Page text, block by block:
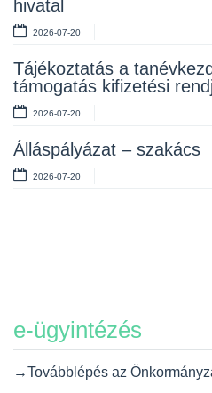
hivatal
2026-07-20
Tájékoztatás a
támogatás kifizetési
2026-07-20
Álláspályázat – szakács
2026-07-20
2026-07-10
Álláspályázat – takarító
2026-07-06
e-ügyintézés
→Továbblépés az